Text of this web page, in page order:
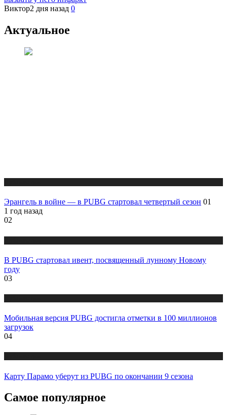
Виктор2 дня назад 0
Актуальное
Эpaнгeль в войне — в PUBG стартовал четвертый сезон 01
1 год назад
02
В PUBG стартовал ивент, посвященный лунному Новому
году
03
Мобильная версия PUBG достигла отметки в 100 миллионов
загрузок
04
Карту Парамо уберут из PUBG по окончании 9 сезона
Самое популярное